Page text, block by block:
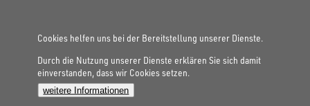
FOLGE UNS AUF SOCIAL MEDIA
Cookies helfen uns bei der Bereitstellung unserer Dienste.
Durch die Nutzung unserer Dienste erklären Sie sich damit
einverstanden, dass wir Cookies setzen.
weitere Informationen